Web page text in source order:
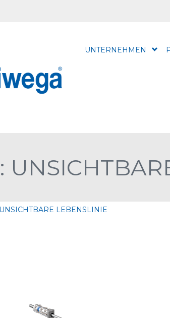
UNTERNEHMEN
UNSICHTBARE LEBENSLINIE